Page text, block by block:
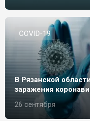
СOVID-19
В Рязанской
заражения
26 сентября